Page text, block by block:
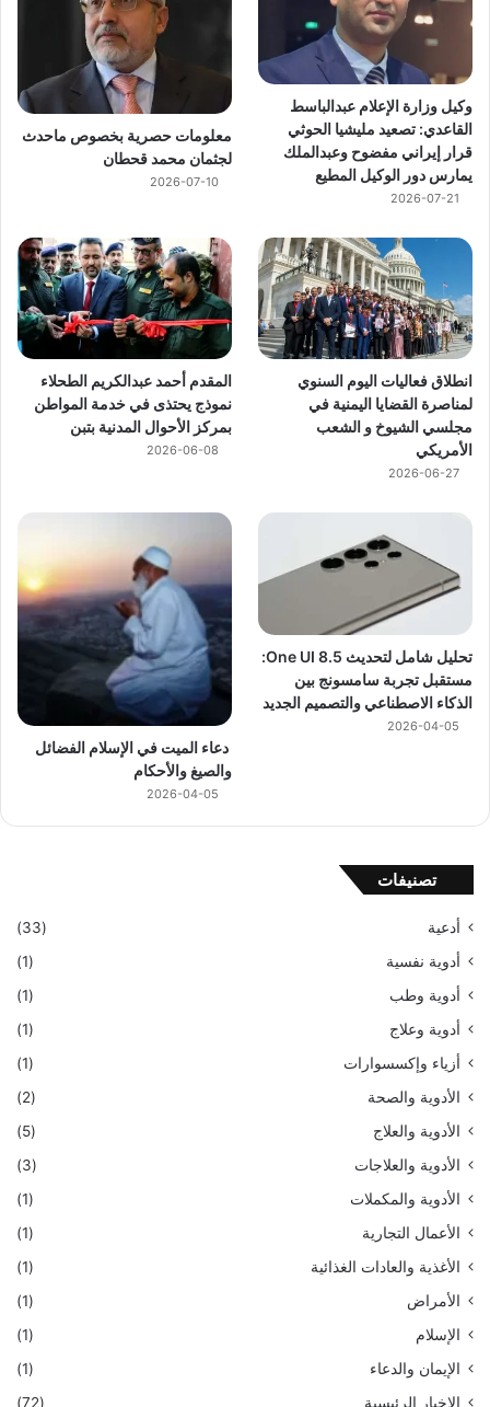
وكيل وزارة الإعلام عبدالباسط
القاعدي: تصعيد مليشيا الحوثي
قرار إيراني مفضوح وعبدالملك
يمارس دور الوكيل المطيع
2026-07-21
معلومات حصرية بخصوص ماحدث
لجثمان محمد قحطان
2026-07-10
انطلاق فعاليات اليوم السنوي
لمناصرة القضايا اليمنية في
مجلسي الشيوخ و الشعب
الأمريكي
2026-06-27
المقدم أحمد عبدالكريم الطحلاء
نموذج يحتذى في خدمة المواطن
بمركز الأحوال المدنية بتبن
2026-06-08
تحليل شامل لتحديث One UI 8.5:
مستقبل تجربة سامسونج بين
الذكاء الاصطناعي والتصميم الجديد
2026-04-05
دعاء الميت في الإسلام الفضائل
والصيغ والأحكام
2026-04-05
تصنيفات
أدعية
(33)
أدوية نفسية
(1)
أدوية وطب
(1)
أدوية وعلاج
(1)
أزياء وإكسسوارات
(1)
الأدوية والصحة
(2)
الأدوية والعلاج
(5)
الأدوية والعلاجات
(3)
الأدوية والمكملات
(1)
الأعمال التجارية
(1)
الأغذية والعادات الغذائية
(1)
الأمراض
(1)
الإسلام
(1)
الإيمان والدعاء
(1)
الاخبار الرئيسية
(72)